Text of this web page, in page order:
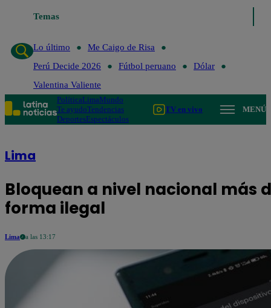
Temas
Lo último
Lo último
Me Caigo de Risa
Perú Decide 2026
Fútbol peruano
Dólar
Valentina Valiente
PolíticaLimaMundo
Te ayudoTendencias
DeportesEspectáculos
TV en vivo MENÚ
Lima
Bloquean a nivel nacional más
forma ilegal
Lima a las 13:17